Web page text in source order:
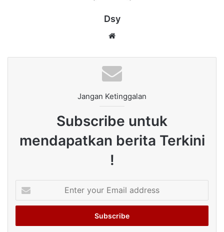
Dsy
Jangan Ketinggalan
Subscribe untuk
mendapatkan berita Terkini
!
your
Email